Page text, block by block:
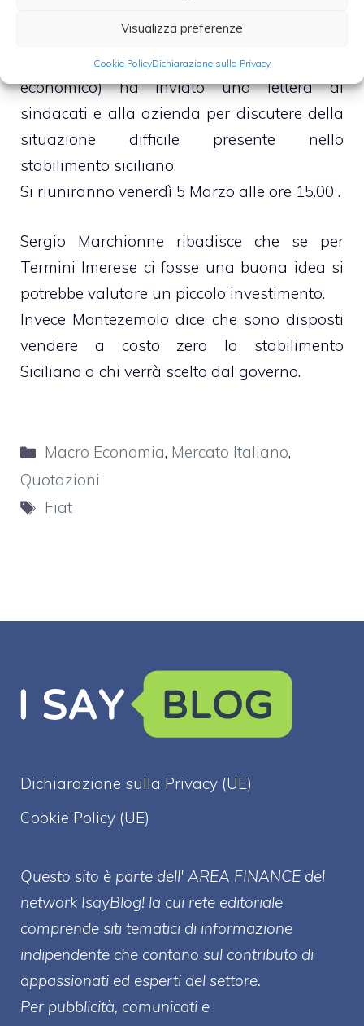
Visualizza preferenze
Cookie PolicyDichiarazione sulla Privacy
Per quanto riguarda ilcaso Termini Imerese
il ministro Scajola(ministro dello sviluppo
economico) ha inviato una lettera ai
sindacati e alla azienda per discutere della
situazione difficile presente nello
stabilimento siciliano.
Si riuniranno venerdì 5 Marzo alle ore 15.00 .
Sergio Marchionne ribadisce che se per
Termini Imerese ci fosse una buona idea si
potrebbe valutare un piccolo investimento.
Invece Montezemolo dice che sono disposti
vendere a costo zero lo stabilimento
Siciliano a chi verrà scelto dal governo.
Categorie
Macro Economia, Mercato Italiano,
Quotazioni
Tag
Fiat
Dichiarazione sulla Privacy (UE)
Cookie Policy (UE)
Questo sito è parte dell' AREA FINANCE del
network IsayBlog! la cui rete editoriale
comprende siti tematici di informazione
indipendente che contano sul contributo di
appassionati ed esperti del settore.
Per pubblicità, comunicati e